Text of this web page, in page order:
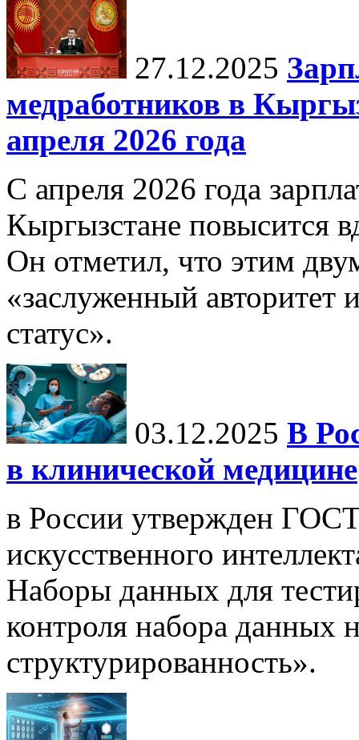
27.12.2025
медработников в
апреля 2026 года
С апреля 2026 года
Кыргызстане повысится
Он отметил, что этим
«заслуженный
статус».
03.12.2025 В
в клинической медицине
в России утвержден
искусственного
Наборы данных для
контроля набора данных
структурированность».